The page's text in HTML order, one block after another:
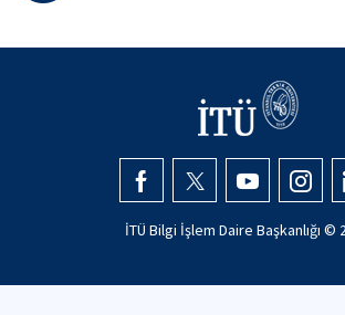
İTÜ Bilgi İşlem Daire Başkanlığı ©